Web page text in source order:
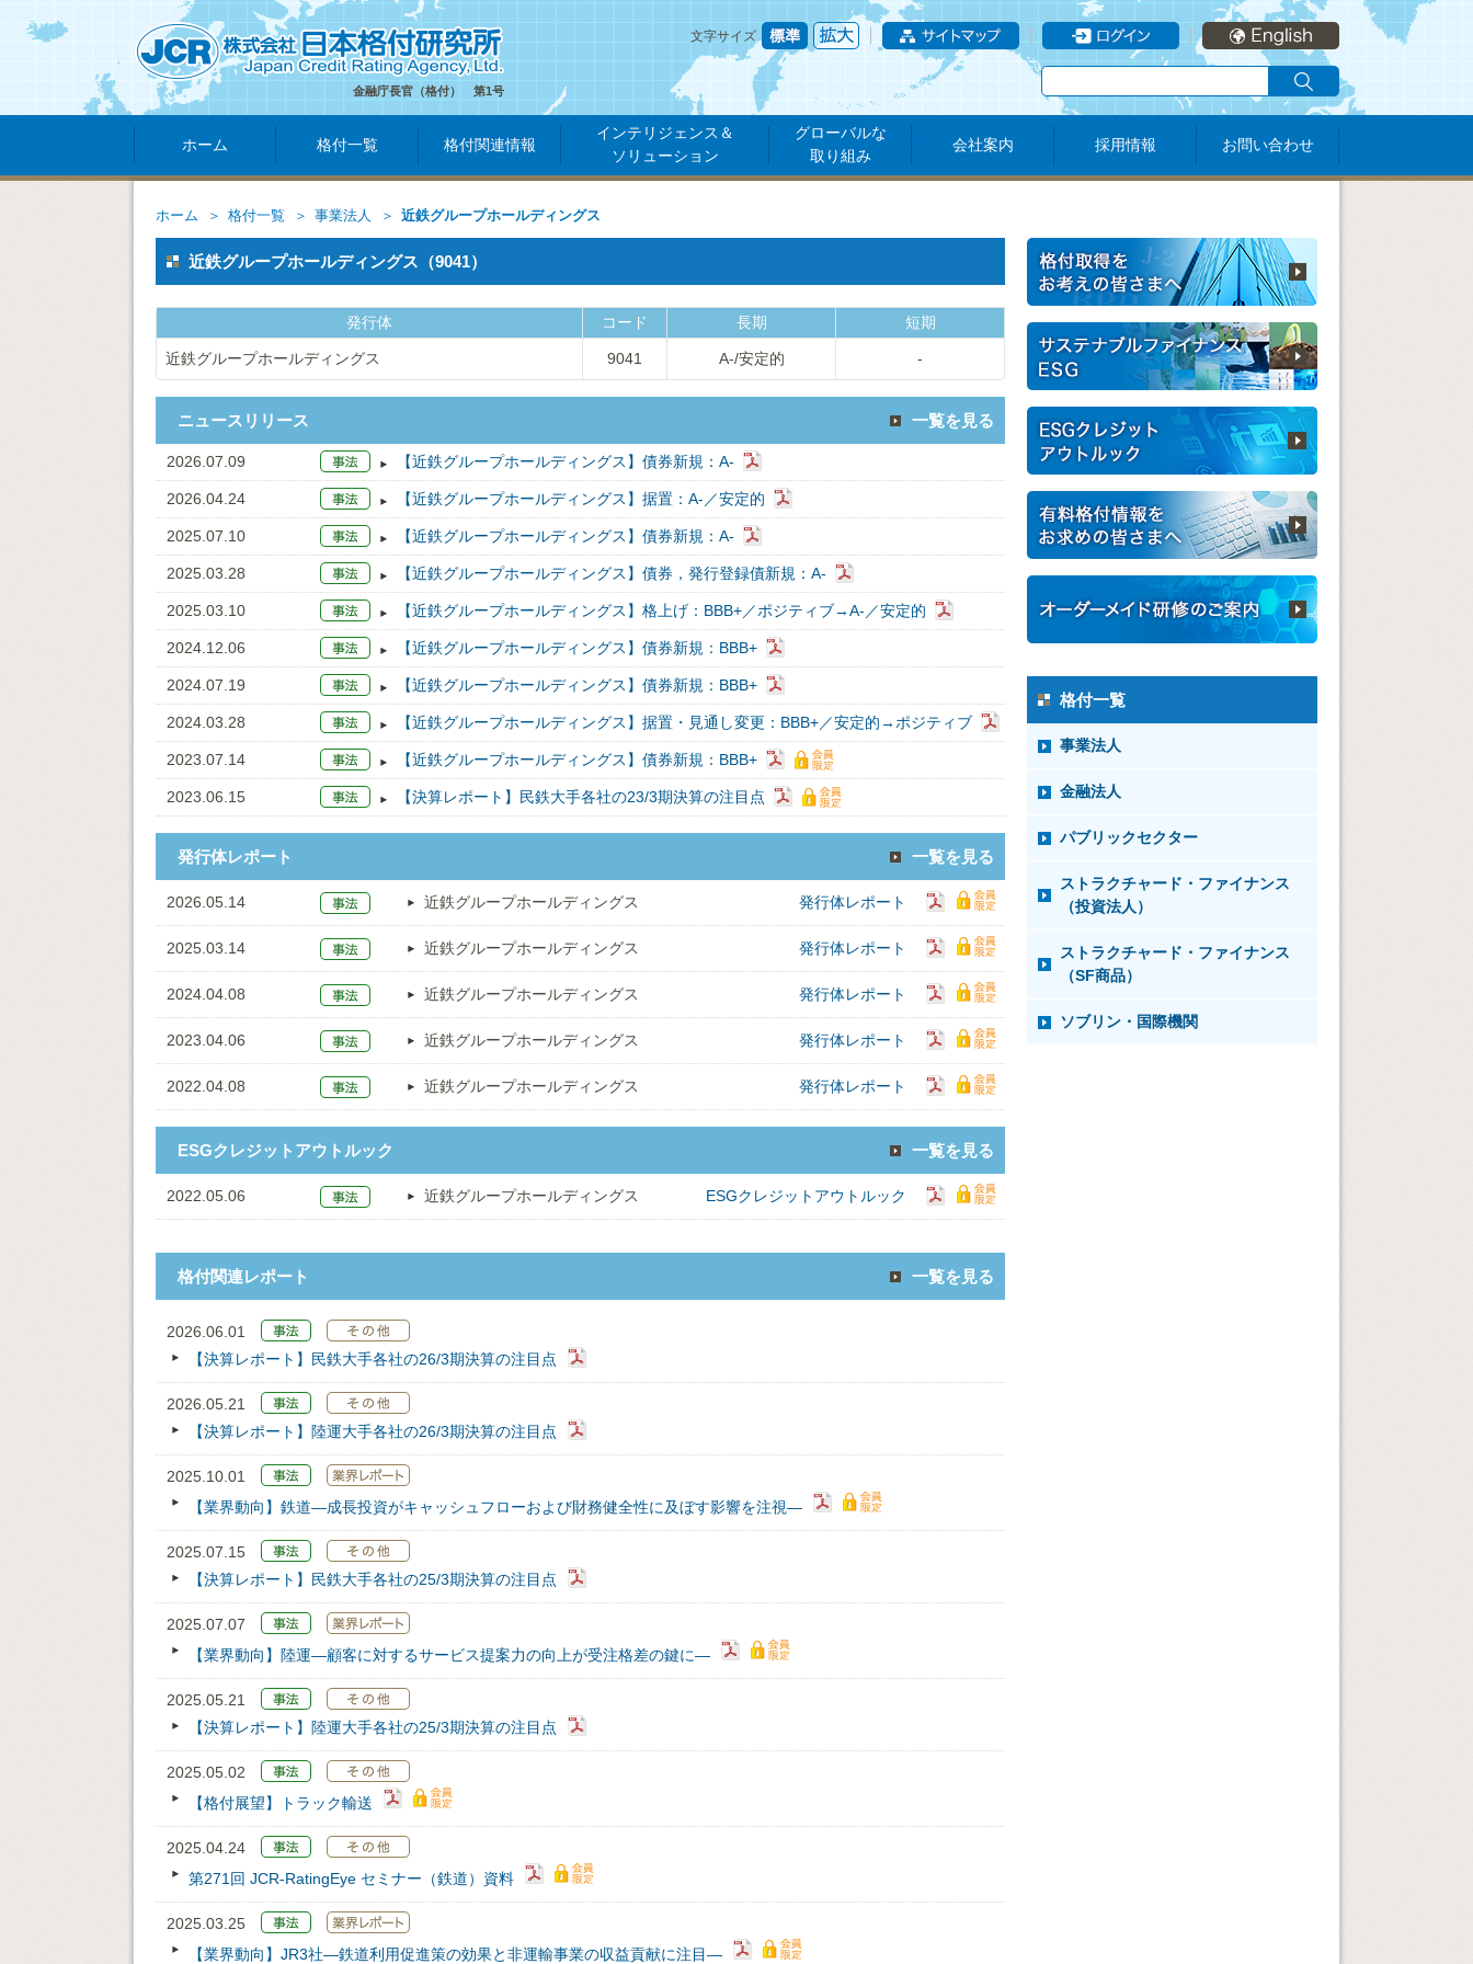
金融庁長官（格付） 第1号
文字サイズ
ホーム 格付一覧 格付関連情報
インテリジェンス＆
ソリューション
グローバルな
取り組み
会社案内 採用情報 お問い合わせ
ホーム 格付一覧 事業法人 近鉄グループホールディングス
近鉄グループホールディングス（9041）
発行体 コード 長期 短期
近鉄グループホールディングス 9041 A-/安定的 -
ニュースリリース 一覧を見る
2026.07.09 【近鉄グループホールディングス】債券新規：A-
2026.04.24 【近鉄グループホールディングス】据置：A-／安定的
2025.07.10 【近鉄グループホールディングス】債券新規：A-
2025.03.28 【近鉄グループホールディングス】債券，発行登録債新規：A-
2025.03.10 【近鉄グループホールディングス】格上げ：BBB+／ポジティブ→A-／安定的
2024.12.06 【近鉄グループホールディングス】債券新規：BBB+
2024.07.19 【近鉄グループホールディングス】債券新規：BBB+
2024.03.28 【近鉄グループホールディングス】据置・見通し変更：BBB+／安定的→ポジティブ
2023.07.14 【近鉄グループホールディングス】債券新規：BBB+
2023.06.15 【決算レポート】民鉄大手各社の23/3期決算の注目点
発行体レポート 一覧を見る
2026.05.14 近鉄グループホールディングス 発行体レポート
2025.03.14 近鉄グループホールディングス 発行体レポート
2024.04.08 近鉄グループホールディングス 発行体レポート
2023.04.06 近鉄グループホールディングス 発行体レポート
2022.04.08 近鉄グループホールディングス 発行体レポート
ESGクレジットアウトルック 一覧を見る
2022.05.06 近鉄グループホールディングス ESGクレジットアウトルック
格付関連レポート 一覧を見る
2026.06.01
【決算レポート】民鉄大手各社の26/3期決算の注目点
2026.05.21
【決算レポート】陸運大手各社の26/3期決算の注目点
2025.10.01
【業界動向】鉄道—成長投資がキャッシュフローおよび財務健全性に及ぼす影響を注視—
2025.07.15
【決算レポート】民鉄大手各社の25/3期決算の注目点
2025.07.07
【業界動向】陸運―顧客に対するサービス提案力の向上が受注格差の鍵に―
2025.05.21
【決算レポート】陸運大手各社の25/3期決算の注目点
2025.05.02
【格付展望】トラック輸送
2025.04.24
第271回 JCR‐RatingEye セミナー（鉄道）資料
2025.03.25
【業界動向】JR3社―鉄道利用促進策の効果と非運輸事業の収益貢献に注目―
格付一覧
事業法人
金融法人
パブリックセクター
ストラクチャード・ファイナンス
（投資法人）
ストラクチャード・ファイナンス
（SF商品）
ソブリン・国際機関